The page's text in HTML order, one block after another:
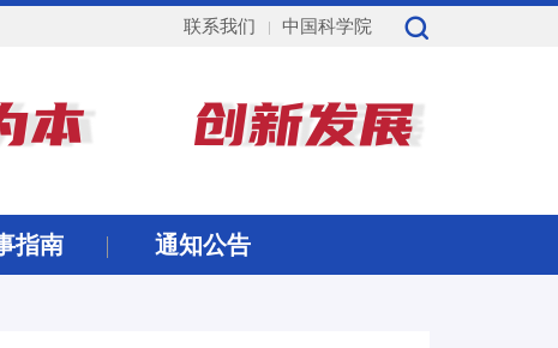
联系我们 中国科学院
指南 通知公告